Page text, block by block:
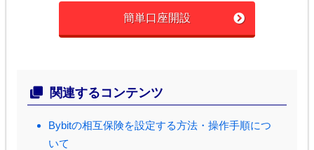
簡単口座開設
関連するコンテンツ
Bybitの相互保険を設定する方法・操作手順につ
いて